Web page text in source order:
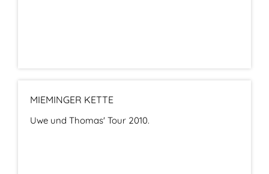
MIEMINGER KETTE
Uwe und Thomas' Tour 2010.